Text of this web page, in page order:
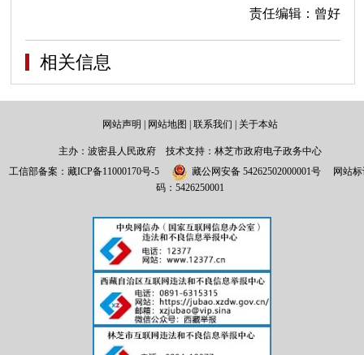
责任编辑：曾好
相关信息
网站声明 | 网站地图 | 联系我们 | 关于本站
主办：波密县人民政府 技术支持：林芝市政府电子政务中心
工信部备案： 藏ICP备11000170号-5 藏公网安备 54262502000001号
网站标
码：5426250001